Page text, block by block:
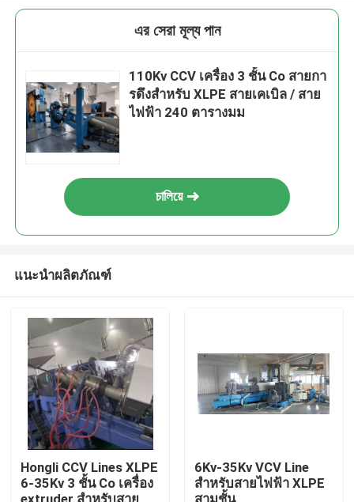
এর সেরা মূল্য পান
110Kv CCV เครื่อง 3 ชั้น Co สายกา
รดึงสําหรับ XLPE สายเคเบิล / สาย
ไฟฟ้า 240 ตารางมม
চালিয়ে
แนะนำผลิตภัณฑ์
Hongli CCV Lines XLPE
6-35Kv 3 ชั้น Co เครื่อง
6Kv-35Kv VCV Line
สําหรับสายไฟฟ้า XLPE